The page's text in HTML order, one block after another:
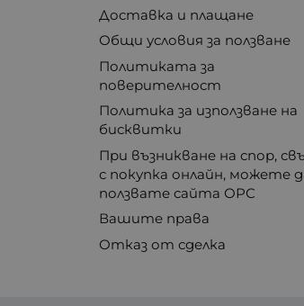
Доставка и плащане
Общи условия за ползване
Политиката за
поверителност
Политика за използване на
бисквитки
При възникване на спор,
с покупка онлайн, можете
ползвате сайта ОРС
Вашите права
Отказ от сделка